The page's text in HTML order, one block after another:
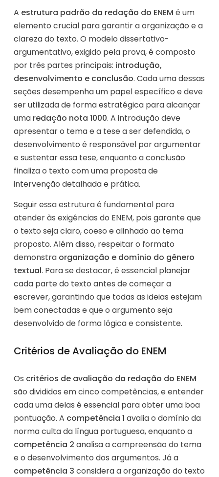
A estrutura padrão da redação do ENEM é um
elemento crucial para garantir a organização e a
clareza do texto. O modelo dissertativo-
argumentativo, exigido pela prova, é composto
por três partes principais: introdução,
desenvolvimento e conclusão. Cada uma dessas
seções desempenha um papel específico e deve
ser utilizada de forma estratégica para alcançar
uma redação nota 1000. A introdução deve
apresentar o tema e a tese a ser defendida, o
desenvolvimento é responsável por argumentar
e sustentar essa tese, enquanto a conclusão
finaliza o texto com uma proposta de
intervenção detalhada e prática.
Seguir essa estrutura é fundamental para
atender às exigências do ENEM, pois garante que
o texto seja claro, coeso e alinhado ao tema
proposto. Além disso, respeitar o formato
demonstra organização e domínio do gênero
textual. Para se destacar, é essencial planejar
cada parte do texto antes de começar a
escrever, garantindo que todas as ideias estejam
bem conectadas e que o argumento seja
desenvolvido de forma lógica e consistente.
Critérios de Avaliação do ENEM
Os critérios de avaliação da redação do ENEM
são divididos em cinco competências, e entender
cada uma delas é essencial para obter uma boa
pontuação. A competência 1 avalia o domínio da
norma culta da língua portuguesa, enquanto a
competência 2 analisa a compreensão do tema
e o desenvolvimento dos argumentos. Já a
competência 3 considera a organização do texto